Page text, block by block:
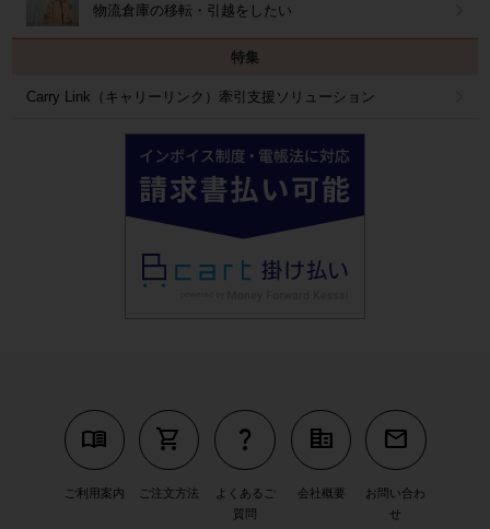
物流倉庫の移転・引越をしたい
特集
Carry Link（キャリーリンク）牽引支援ソリューション
menu_book
ご利用案内
shopping_cart
ご注文方法
question_mark
よくあるご
質問
corporate_fare
会社概要
mail
お問い合わ
せ